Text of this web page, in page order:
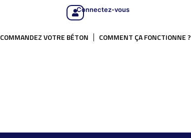
Connectez-vous
COMMANDEZ VOTRE BÉTON COMMENT ÇA FONCTIONNE ?